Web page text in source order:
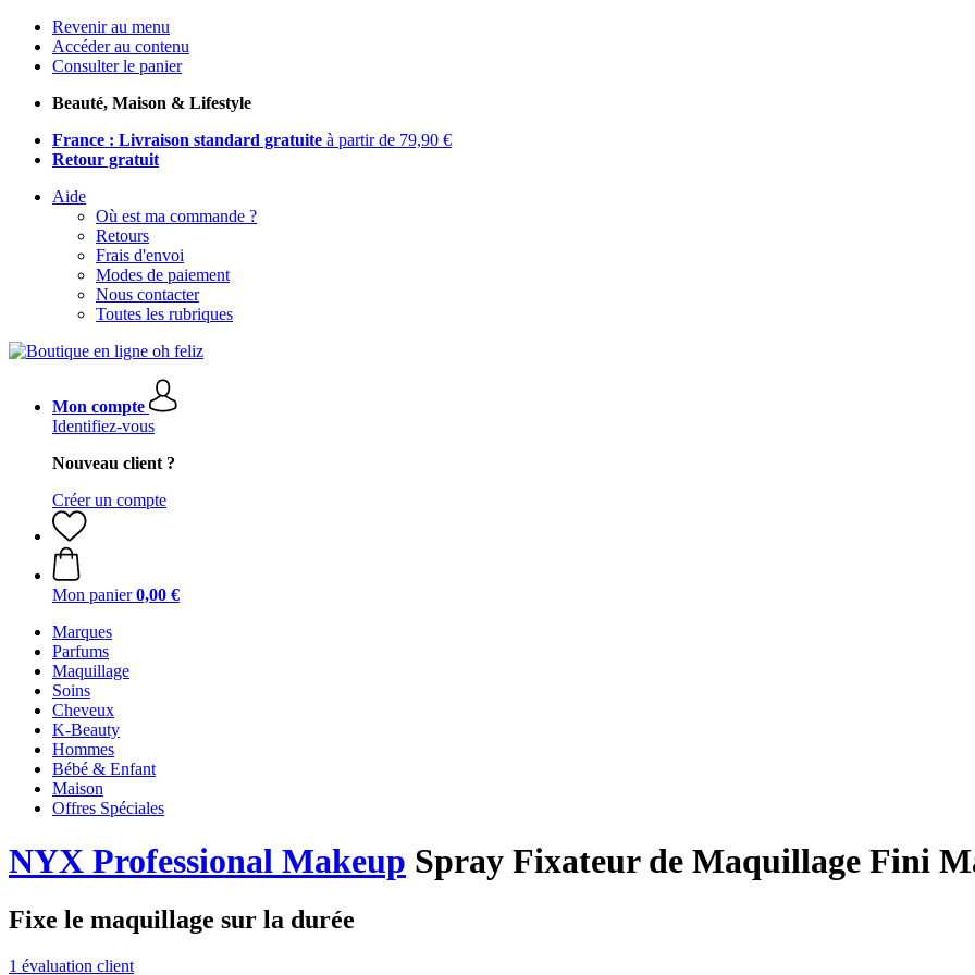
Revenir au menu
Accéder au contenu
Consulter le panier
Beauté, Maison & Lifestyle
France : Livraison standard gratuite à partir de 79,90 €
Retour gratuit
Aide
Où est ma commande ?
Retours
Frais d'envoi
Modes de paiement
Nous contacter
Toutes les rubriques
Mon compte
Identifiez-vous
Nouveau client ?
Créer un compte
Mon panier 0,00 €
Marques
Parfums
Maquillage
Soins
Cheveux
K-Beauty
Hommes
Bébé & Enfant
Maison
Offres Spéciales
NYX Professional Makeup Spray Fixateur de Maquillage Fini
Fixe le maquillage sur la durée
1 évaluation client